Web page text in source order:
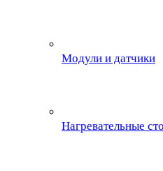
Модули и датчики
Нагревательные